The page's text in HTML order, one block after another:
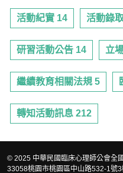
活動紀實 14 活動錄
研習活動公告 14 立
繼續教育相關法規 5
轉知活動訊息 212
© 2025 中華民國臨床心理師公會全
33058桃園市桃園區中山路532-1號3